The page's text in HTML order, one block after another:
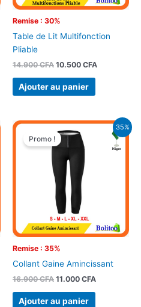
Remise : 30%
Table de Lit Multifonction
Pliable
14.900CFA 10.500 CFA
Ajouter au panier
35%
Remise : 35%
Promo !
Collant Gaine Amincissant
16.900CFA
Le
prix
initial
16.900 CFA.
11.000 CFA
Le
actuel
Ajouter au panier